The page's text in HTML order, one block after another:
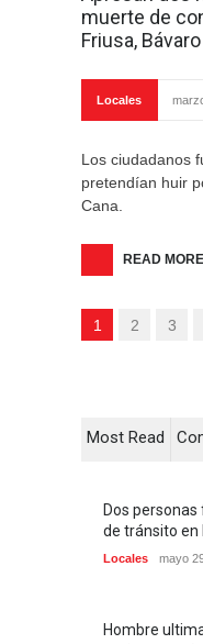
muerte de
Friusa, Bávaro
Locales
Los ciudadanos
pretendían huir
Cana.
READ MORE
1 2 3
Most Read
Dos
de tránsito en
Locales mayo
Hombre